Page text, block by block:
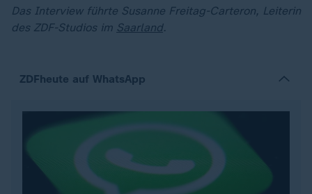
Das Interview führte Susanne Freitag-Carteron, Leiterin
des ZDF-Studios im Saarland.
ZDFheute auf WhatsApp